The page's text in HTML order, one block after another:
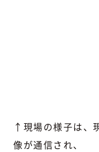
↑現場の様子は、
像が通信され、